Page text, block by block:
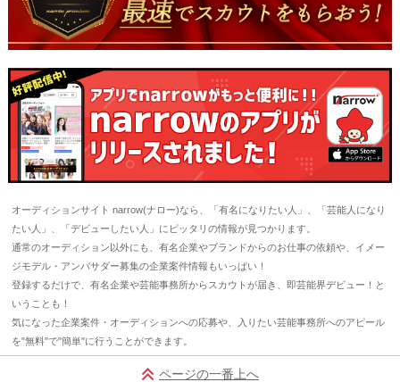
オーディションサイト narrow(ナロー)なら、「有名になりたい人」、「芸能人になり
たい人」、「デビューしたい人」にピッタリの情報が見つかります。
通常のオーディション以外にも、有名企業やブランドからのお仕事の依頼や、イメー
ジモデル・アンバサダー募集の企業案件情報もいっぱい！
登録するだけで、有名企業や芸能事務所からスカウトが届き、即芸能界デビュー！と
いうことも！
気になった企業案件・オーディションへの応募や、入りたい芸能事務所へのアピール
を"無料"で"簡単"に行うことができます。
ページの一番上へ